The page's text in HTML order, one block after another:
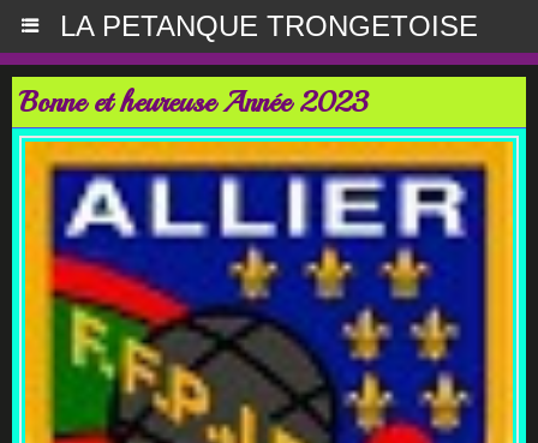
LA PETANQUE TRONGETOISE
Bonne et heureuse Année 2023